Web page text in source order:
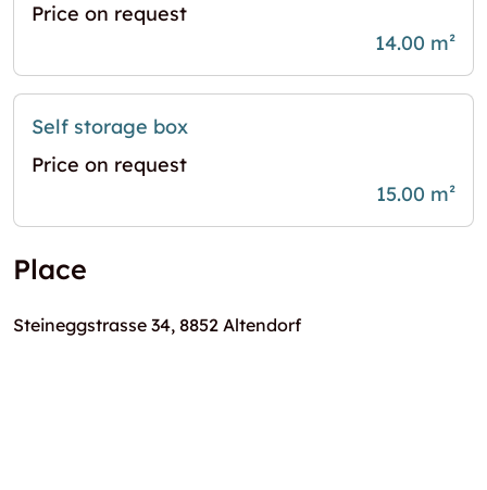
Price on request
14.00 m²
Self storage box
Price on request
15.00 m²
Place
Steineggstrasse 34, 8852 Altendorf